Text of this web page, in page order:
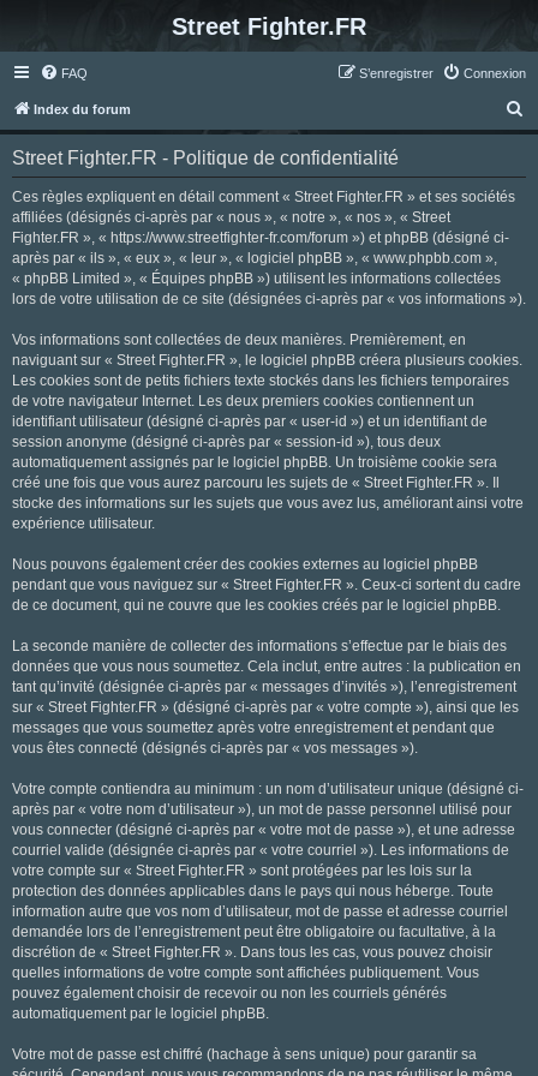
Street Fighter.FR
FAQ Connexion
S’enregistrer
Index du forum
e
Street Fighter.FR - Politique de confidentialité
Ces règles expliquent en détail comment « Street Fighter.FR » et ses sociétés
affiliées (désignés ci-après par « nous », « notre », « nos », « Street
Fighter.FR », « https://www.streetfighter-fr.com/forum ») et phpBB (désigné ci-
après par « ils », « eux », « leur », « logiciel phpBB », « www.phpbb.com »,
« phpBB Limited », « Équipes phpBB ») utilisent les informations collectées
lors de votre utilisation de ce site (désignées ci-après par « vos informations »).
Vos informations sont collectées de deux manières. Premièrement, en
naviguant sur « Street Fighter.FR », le logiciel phpBB créera plusieurs cookies.
Les cookies sont de petits fichiers texte stockés dans les fichiers temporaires
de votre navigateur Internet. Les deux premiers cookies contiennent un
identifiant utilisateur (désigné ci-après par « user-id ») et un identifiant de
session anonyme (désigné ci-après par « session-id »), tous deux
automatiquement assignés par le logiciel phpBB. Un troisième cookie sera
créé une fois que vous aurez parcouru les sujets de « Street Fighter.FR ». Il
stocke des informations sur les sujets que vous avez lus, améliorant ainsi votre
expérience utilisateur.
Nous pouvons également créer des cookies externes au logiciel phpBB
pendant que vous naviguez sur « Street Fighter.FR ». Ceux-ci sortent du cadre
de ce document, qui ne couvre que les cookies créés par le logiciel phpBB.
La seconde manière de collecter des informations s’effectue par le biais des
données que vous nous soumettez. Cela inclut, entre autres : la publication en
tant qu’invité (désignée ci-après par « messages d’invités »), l’enregistrement
sur « Street Fighter.FR » (désigné ci-après par « votre compte »), ainsi que les
messages que vous soumettez après votre enregistrement et pendant que
vous êtes connecté (désignés ci-après par « vos messages »).
Votre compte contiendra au minimum : un nom d’utilisateur unique (désigné ci-
après par « votre nom d’utilisateur »), un mot de passe personnel utilisé pour
vous connecter (désigné ci-après par « votre mot de passe »), et une adresse
courriel valide (désignée ci-après par « votre courriel »). Les informations de
votre compte sur « Street Fighter.FR » sont protégées par les lois sur la
protection des données applicables dans le pays qui nous héberge. Toute
information autre que vos nom d’utilisateur, mot de passe et adresse courriel
demandée lors de l’enregistrement peut être obligatoire ou facultative, à la
discrétion de « Street Fighter.FR ». Dans tous les cas, vous pouvez choisir
quelles informations de votre compte sont affichées publiquement. Vous
pouvez également choisir de recevoir ou non les courriels générés
automatiquement par le logiciel phpBB.
Votre mot de passe est chiffré (hachage à sens unique) pour garantir sa